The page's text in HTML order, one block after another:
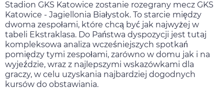
Stadion GKS Katowice zostanie rozegrany mecz GKS
Katowice - Jagiellonia Białystok. To starcie między
dwoma zespołami, które chcą być jak najwyżej w
tabeli Ekstraklasa. Do Państwa dyspozycji jest tutaj
kompleksowa analiza wcześniejszych spotkań
pomiędzy tymi zespołami, zarówno w domu jak i na
wyjeździe, wraz z najlepszymi wskazówkami dla
graczy, w celu uzyskania najbardziej dogodnych
kursów do obstawiania.